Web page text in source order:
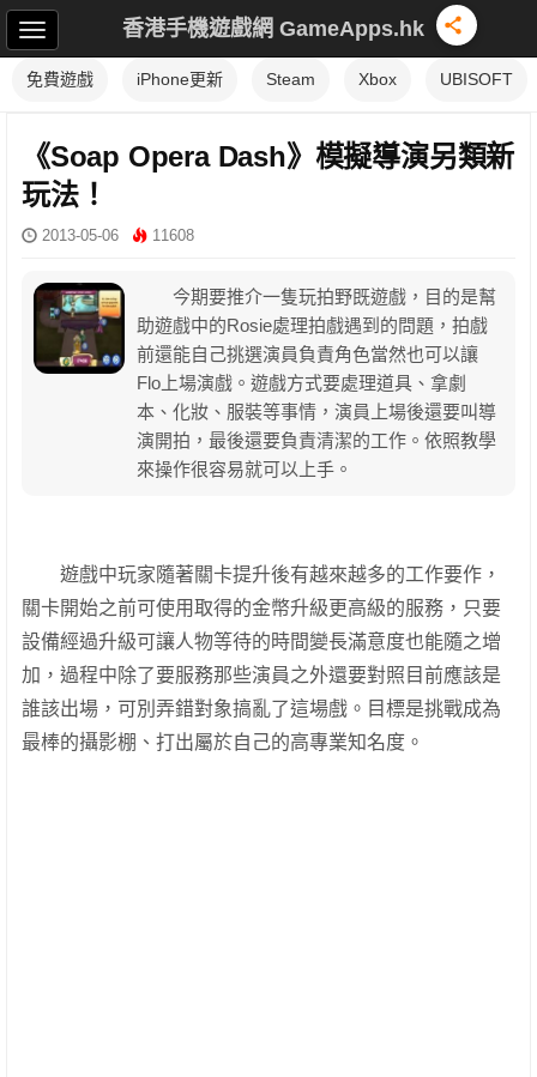
香港手機遊戲網 GameApps.hk
免費遊戲 iPhone更新 Steam Xbox UBISOFT
《Soap Opera Dash》模擬導演另類新
玩法！
2013-05-06 11608
今期要推介一隻玩拍野既遊戲，目的是幫
助遊戲中的Rosie處理拍戲遇到的問題，拍戲
前還能自己挑選演員負責角色當然也可以讓
Flo上場演戲。遊戲方式要處理道具、拿劇
本、化妝、服裝等事情，演員上場後還要叫導
演開拍，最後還要負責清潔的工作。依照教學
來操作很容易就可以上手。
遊戲中玩家隨著關卡提升後有越來越多的工作要作，
關卡開始之前可使用取得的金幣升級更高級的服務，只要
設備經過升級可讓人物等待的時間變長滿意度也能隨之增
加，過程中除了要服務那些演員之外還要對照目前應該是
誰該出場，可別弄錯對象搞亂了這場戲。目標是挑戰成為
最棒的攝影棚、打出屬於自己的高專業知名度。